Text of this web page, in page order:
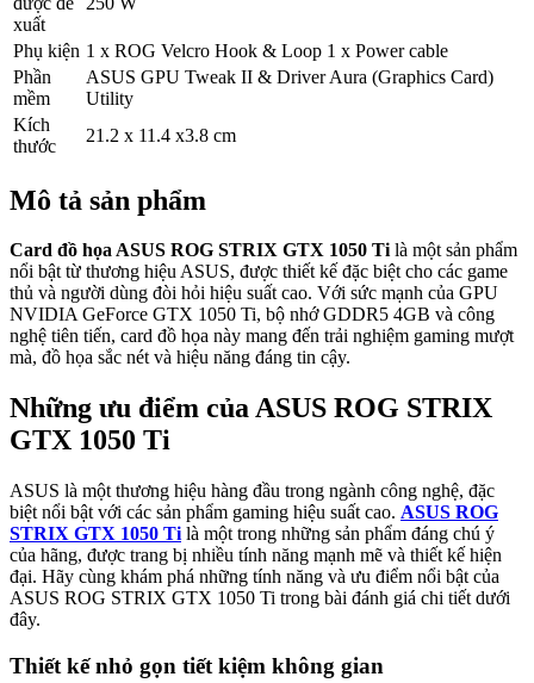
xuất
Phụ kiện 1 x ROG Velcro Hook & Loop 1 x Power cable
Phần
mềm
ASUS GPU Tweak II & Driver Aura (Graphics Card)
Utility
Kích
thước
21.2 x 11.4 x3.8 cm
Mô tả sản phẩm
Card đồ họa ASUS ROG STRIX GTX 1050 Tilà một sản phẩm
nổi bật từ thương hiệu ASUS, được thiết kế đặc biệt cho các game
thủ và người dùng đòi hỏi hiệu suất cao. Với sức mạnh của GPU
NVIDIA GeForce GTX 1050 Ti, bộ nhớ GDDR5 4GB và công
nghệ tiên tiến, card đồ họa này mang đến trải nghiệm gaming mượt
mà, đồ họa sắc nét và hiệu năng đáng tin cậy.
Những ưu điểm của ASUS ROG STRIX
GTX 1050 Ti
ASUS là một thương hiệu hàng đầu trong ngành công nghệ, đặc
biệt nổi bật với các sản phẩm gaming hiệu suất cao. ASUS ROG
STRIX GTX 1050 Ti là một trong những sản phẩm đáng chú ý
của hãng, được trang bị nhiều tính năng mạnh mẽ và thiết kế hiện
đại. Hãy cùng khám phá những tính năng và ưu điểm nổi bật của
ASUS ROG STRIX GTX 1050 Ti trong bài đánh giá chi tiết dưới
đây.
Thiết kế nhỏ gọn tiết kiệm không gian